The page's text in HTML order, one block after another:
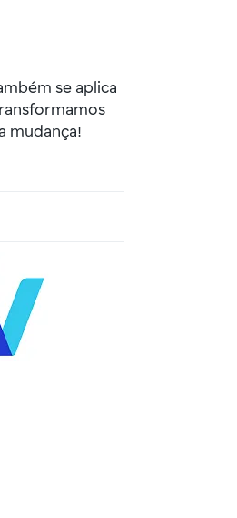
se aplica
mudança!